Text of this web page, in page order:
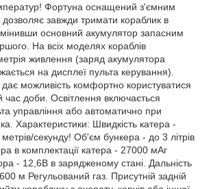
Фортуна оснащений з'ємним
завжди тримати кораблик в
основний акумулятор запасним
На всіх моделях кораблів
живлення (заряд акумулятора
на дисплеї пульта керування).
можливість комфортно користуватися
доби. Освітлення включається
управління або автоматично при
Характеристики: Швидкість катера -
секунду! Об'єм бункера - до 3 літрів
в комплектації катера - 27000 мАг
- 12,6В в зарядженому стані. Дальність
м Регульований газ. Присутній задній